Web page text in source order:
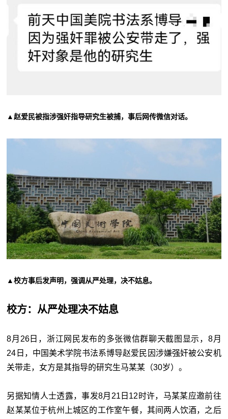
▲赵爱民被指涉强奸指导研究生被捕，事后网传微信对话。
▲校方事后发声明，强调从严处理，决不姑息。
校方：从严处理决不姑息
8月26日，浙江网民发布的多张微信群聊天截图显示，8月
24日，中国美术学院书法系博导赵爱民因涉嫌强奸被公安机
关带走，女方是其指导的研究生马某某（30岁）。
另据知情人士透露，事发8月21日12时许，马某某应邀前往
赵某某位于杭州上城区的工作室午餐，其间两人饮酒，之后